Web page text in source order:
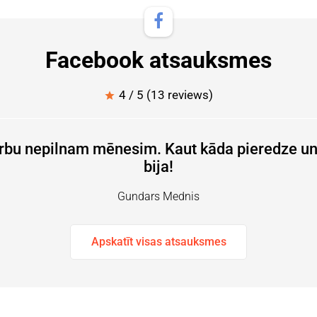
Facebook atsauksmes
star 4 / 5 (13 reviews)
nepilnam mēnesim. Kaut kāda pieredze
bija!
Gundars Mednis
Apskatīt visas atsauksmes